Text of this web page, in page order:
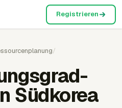
Registrieren
/
Südkorea